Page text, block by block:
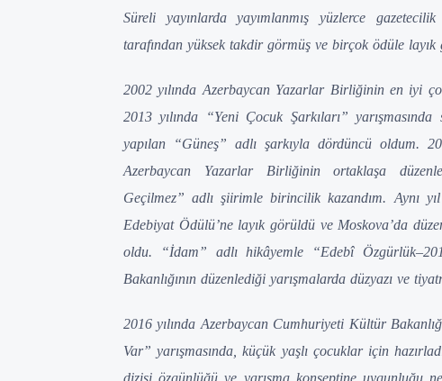
Süreli yayınlarda yayımlanmış yüzlerce
tarafından yüksek takdir görmüş ve birçok ödüle layık
2002 yılında Azerbaycan Yazarlar Birliğinin en iyi
2013 yılında “Yeni Çocuk Şarkıları”
yapılan “Güneş” adlı şarkıyla dördüncü oldum.
Azerbaycan Yazarlar Birliğinin ortaklaşa
Geçilmez” adlı şiirimle birincilik kazandım. Aynı
Edebiyat Ödülü’ne layık görüldü ve Moskova’da
oldu. “İdam” adlı hikâyemle “Edebî
Bakanlığının düzenlediği yarışmalarda düzyazı ve
2016 yılında Azerbaycan Cumhuriyeti Kültür
Var” yarışmasında, küçük yaşlı çocuklar için